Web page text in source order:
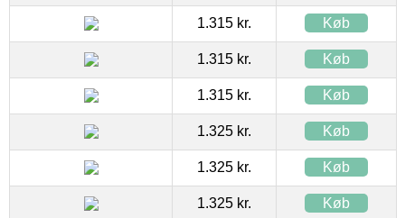
1.315 kr. Køb
1.315 kr. Køb
1.315 kr. Køb
1.325 kr. Køb
1.325 kr. Køb
1.325 kr. Køb